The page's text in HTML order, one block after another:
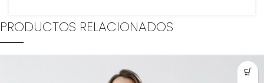
PRODUCTOS RELACIONADOS